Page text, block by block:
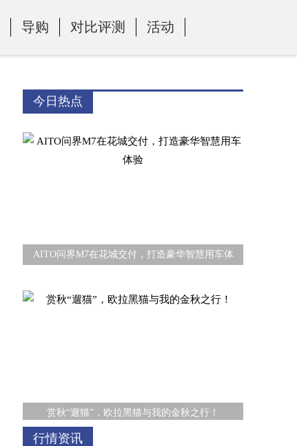
导购 对比评测 活动
今日热点
AITO问界M7在花城交付，打造豪华智慧用车体
赏秋“遛猫”，欧拉黑猫与我的金秋之行！
行情资讯